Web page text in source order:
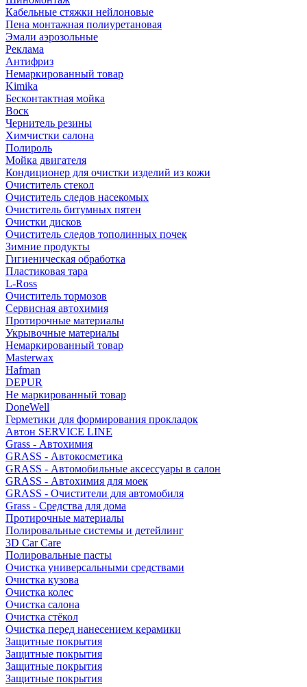
Кабельные стяжки нейлоновые
Пена монтажная полиуретановая
Эмали аэрозольные
Реклама
Антифриз
Немаркированный товар
Kimika
Бесконтактная мойка
Воск
Чернитель резины
Химчистки салона
Полироль
Мойка двигателя
Кондиционер для очистки изделий из кожи
Очиститель стекол
Очиститель следов насекомых
Очиститель битумных пятен
Очистки дисков
Очиститель следов тополинных почек
Зимние продукты
Гигиеническая обработка
Пластиковая тара
L-Ross
Очиститель тормозов
Сервисная автохимия
Протирочные материалы
Укрывочные материалы
Немаркированный товар
Masterwax
Hafman
DEPUR
Не маркированный товар
DoneWell
Герметики для формирования прокладок
Автон SERVICE LINE
Grass - Автохимия
GRASS - Автокосметика
GRASS - Автомобильные аксессуары в салон
GRASS - Автохимия для моек
GRASS - Очистители для автомобиля
Grass - Средства для дома
Протирочные материалы
Полировальные системы и детейлинг
3D Car Care
Полировальные пасты
Очистка универсальными средствами
Очистка кузова
Очистка колес
Очистка салона
Очистка стёкол
Очистка перед нанесением керамики
Защитные покрытия
Защитные покрытия
Защитные покрытия
Защитные покрытия